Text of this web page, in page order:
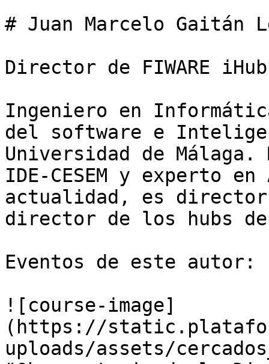
# Juan Marcelo Gaitán
Director de FIWARE
Ingeniero en
del software e
Universidad de Málaga.
IDE-CESEM y experto
actualidad, es director
director de los hubs de
Eventos de este autor:
![course-image]
(https://
uploads/assets/